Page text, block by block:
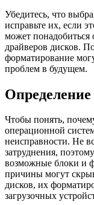
Убедитесь, что
исправьте их, если
может понадобиться
драйверов дисков.
форматирование
проблем в будущем.
Чтобы понять,
операционной
неисправности. Не
затруднения,
возможные блоки и
причины могут
дисков, их
загрузочных